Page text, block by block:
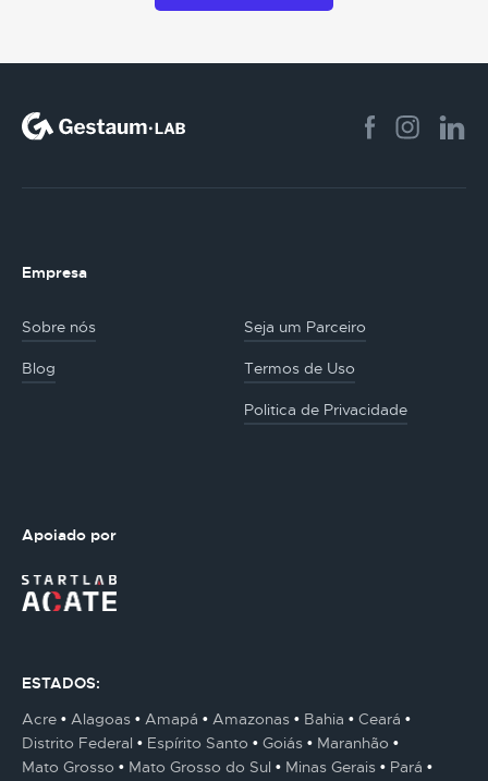
Empresa
Sobre nós Seja um Parceiro
Blog Termos de Uso
Politica de Privacidade
Apoiado por
ESTADOS:
Acre
Alagoas Amapá Amazonas Bahia
Ceará
Distrito Federal
Espírito Santo Goiás
Maranhão
Mato Grosso
Mato Grosso do Sul Minas Gerais
Pará